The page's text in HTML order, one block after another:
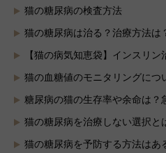
猫の糖尿病の検査方法
猫の糖尿病は治る？治療方法は
【猫の病気知恵袋】インスリン
猫の血糖値のモニタリングにつ
糖尿病の猫の生存率や余命は？
猫の糖尿病を治療しない選択と
猫の糖尿病を予防する方法はあ